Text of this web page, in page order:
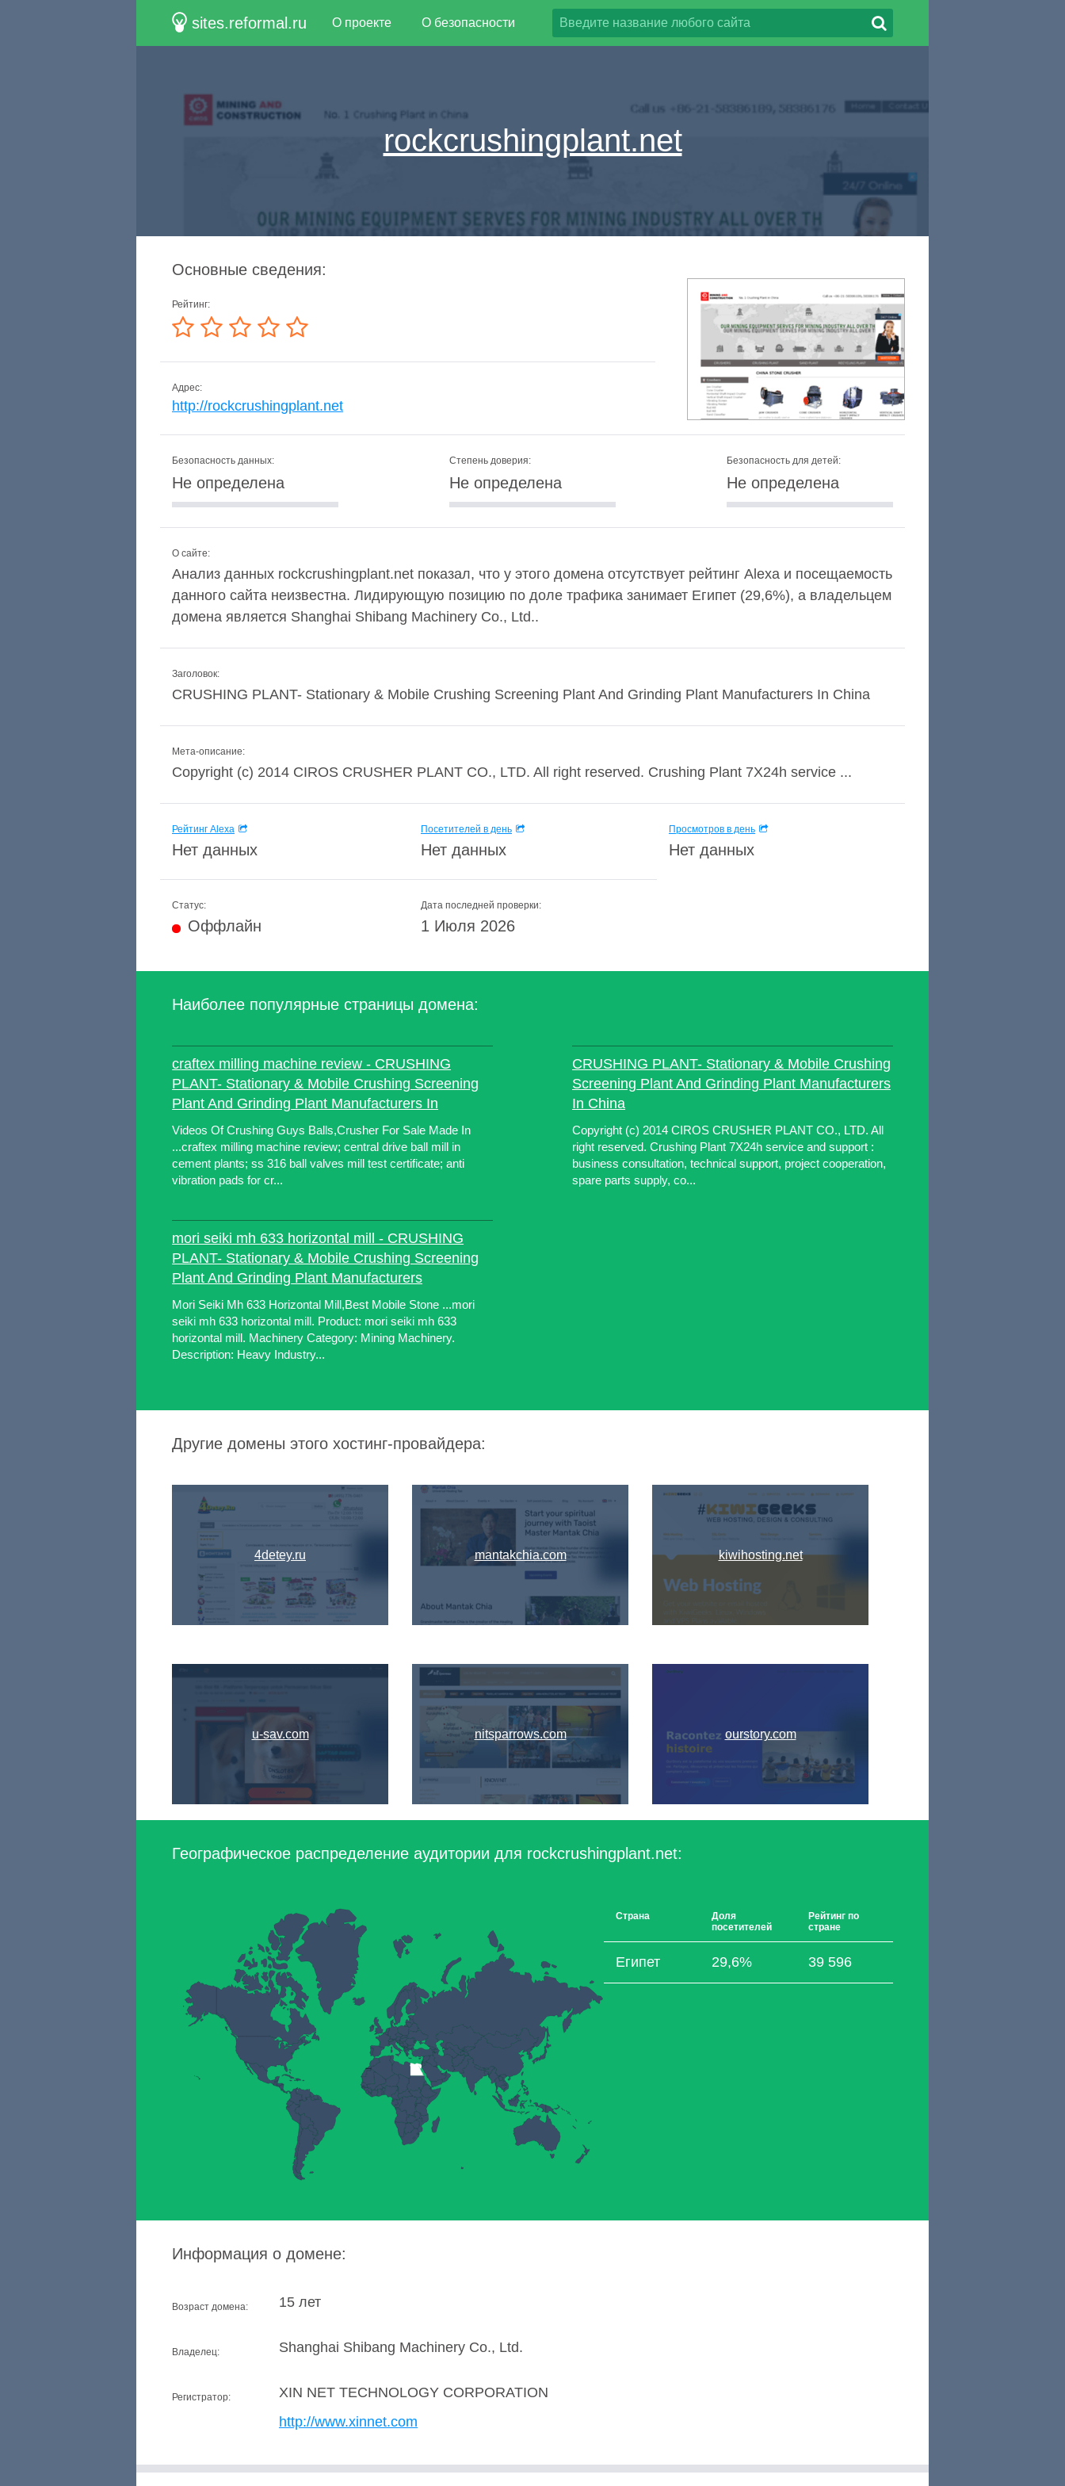
sites.reformal.ru О проекте О безопасности
rockcrushingplant.net
Основные сведения:
Рейтинг:
Адрес:
http://rockcrushingplant.net
Безопасность данных:
Не определена
Степень доверия:
Не определена
Безопасность для детей:
Не определена
О сайте:
Анализ данных rockcrushingplant.net показал, что у этого домена отсутствует рейтинг Alexa и посещаемость
данного сайта неизвестна. Лидирующую позицию по доле трафика занимает Египет (29,6%), а владельцем
домена является Shanghai Shibang Machinery Co., Ltd..
Заголовок:
CRUSHING PLANT- Stationary & Mobile Crushing Screening Plant And Grinding Plant Manufacturers In China
Мета-описание:
Copyright (c) 2014 CIROS CRUSHER PLANT CO., LTD. All right reserved. Crushing Plant 7X24h service ...
Рейтинг Alexa
Нет данных
Посетителей в день
Нет данных
Просмотров в день
Нет данных
Статус:
Оффлайн
Дата последней проверки:
1 Июля 2026
Наиболее популярные страницы домена:
craftex milling machine review - CRUSHING
PLANT- Stationary & Mobile Crushing Screening
Plant And Grinding Plant Manufacturers In
Videos Of Crushing Guys Balls,Crusher For Sale Made In
...craftex milling machine review; central drive ball mill in
cement plants; ss 316 ball valves mill test certificate; anti
vibration pads for cr...
mori seiki mh 633 horizontal mill - CRUSHING
PLANT- Stationary & Mobile Crushing Screening
Plant And Grinding Plant Manufacturers
Mori Seiki Mh 633 Horizontal Mill,Best Mobile Stone ...mori
seiki mh 633 horizontal mill. Product: mori seiki mh 633
horizontal mill. Machinery Category: Mining Machinery.
Description: Heavy Industry...
CRUSHING PLANT- Stationary & Mobile Crushing
Screening Plant And Grinding Plant Manufacturers
In China
Copyright (c) 2014 CIROS CRUSHER PLANT CO., LTD. All
right reserved. Crushing Plant 7X24h service and support :
business consultation, technical support, project cooperation,
spare parts supply, co...
Другие домены этого хостинг-провайдера:
4detey.ru
u-sav.com
mantakchia.com
nitsparrows.com
kiwihosting.net
ourstory.com
Географическое распределение аудитории для rockcrushingplant.net:
Страна
Доля
посетителей
Рейтинг по
стране
Египет 29,6% 39 596
Информация о домене:
Возраст домена: 15 лет
Владелец: Shanghai Shibang Machinery Co., Ltd.
Регистратор:
XIN NET TECHNOLOGY CORPORATION
http://www.xinnet.com